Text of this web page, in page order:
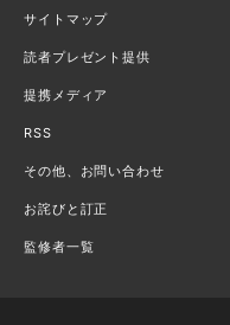
サイトマップ
読者プレゼント提供
提携メディア
RSS
その他、お問い合わせ
お詫びと訂正
監修者一覧